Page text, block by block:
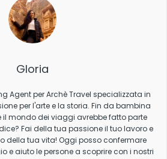
Gloria
Agent per Archè Travel specializzata in
per l'arte e la storia. Fin da bambina
il mondo dei viaggi avrebbe fatto parte
Fai della tua passione il tuo lavoro e
della tua vita! Oggi posso confermare
e aiuto le persone a scoprire con i nostri